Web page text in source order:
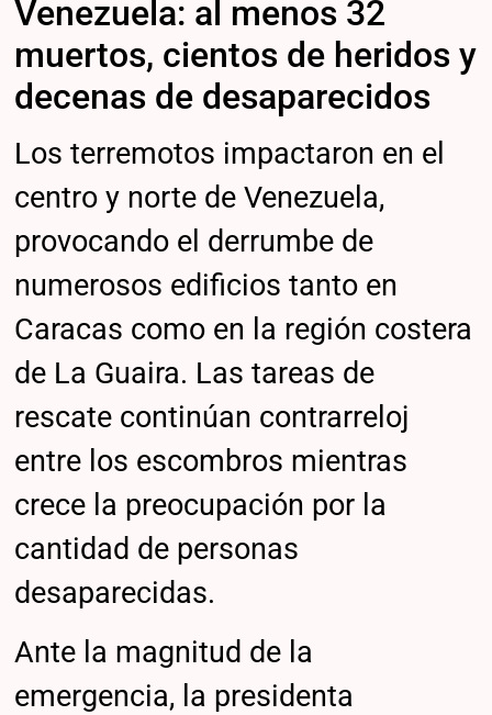
Venezuela: al menos 32
muertos, cientos de heridos y
decenas de desaparecidos
Los terremotos impactaron en el
centro y norte de Venezuela,
provocando el derrumbe de
numerosos edificios tanto en
Caracas como en la región costera
de La Guaira. Las tareas de
rescate continúan contrarreloj
entre los escombros mientras
crece la preocupación por la
cantidad de personas
desaparecidas.
Ante la magnitud de la
emergencia, la presidenta